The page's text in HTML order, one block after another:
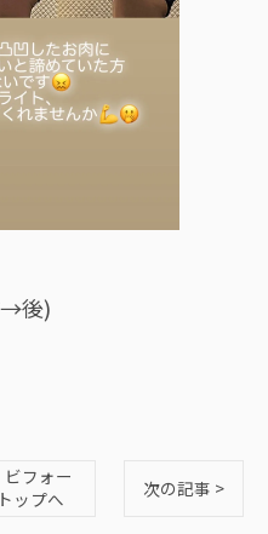
→後)
フォー
ップへ
次の記事 >